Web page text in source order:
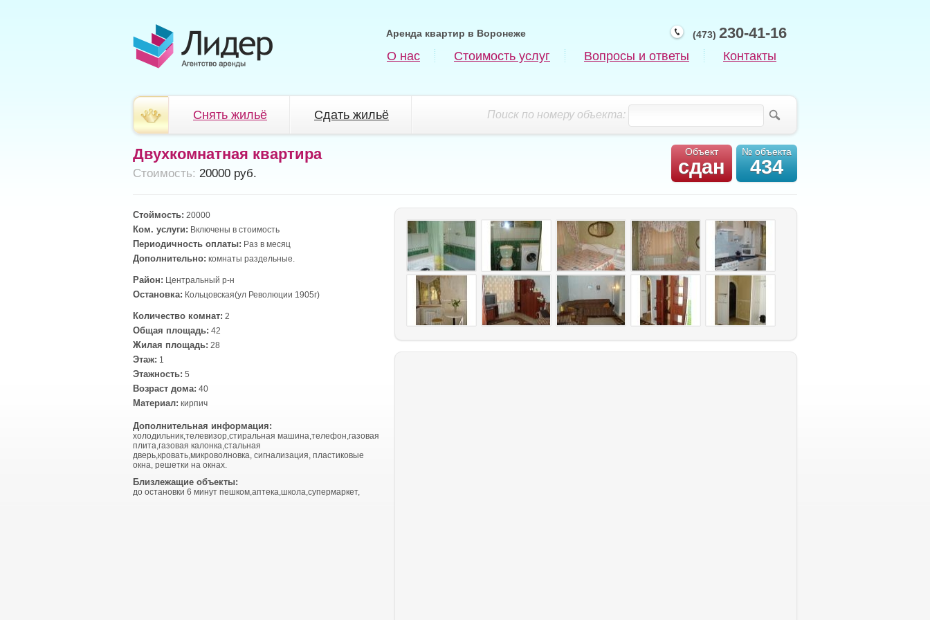
(473) 230-41-16
Аренда квартир в Воронеже
О нас Стоимость услуг Вопросы и ответы Контакты
Поиск по номеру объекта:
Снять жильё Сдать жильё
Объект
сдан
№ объекта
434
Двухкомнатная квартира
Cтоимость: 20000 руб.
Стоймость: 20000
Ком. услуги: Включены в стоимость
Периодичность оплаты: Раз в месяц
Дополнительно: комнаты раздельные.
Район: Центральный р-н
Остановка: Кольцовская(ул Революции 1905г)
Количество комнат: 2
Общая площадь: 42
Жилая площадь: 28
Этаж: 1
Этажность: 5
Возраст дома: 40
Материал: кирпич
Дополнительная информация:
холодильник,телевизор,стиральная машина,телефон,газовая
плита,газовая калонка,стальная
дверь,кровать,микроволновка, сигнализация, пластиковые
окна, решетки на окнах.
Близлежащие объекты:
до остановки 6 минут пешком,аптека,школа,супермаркет,